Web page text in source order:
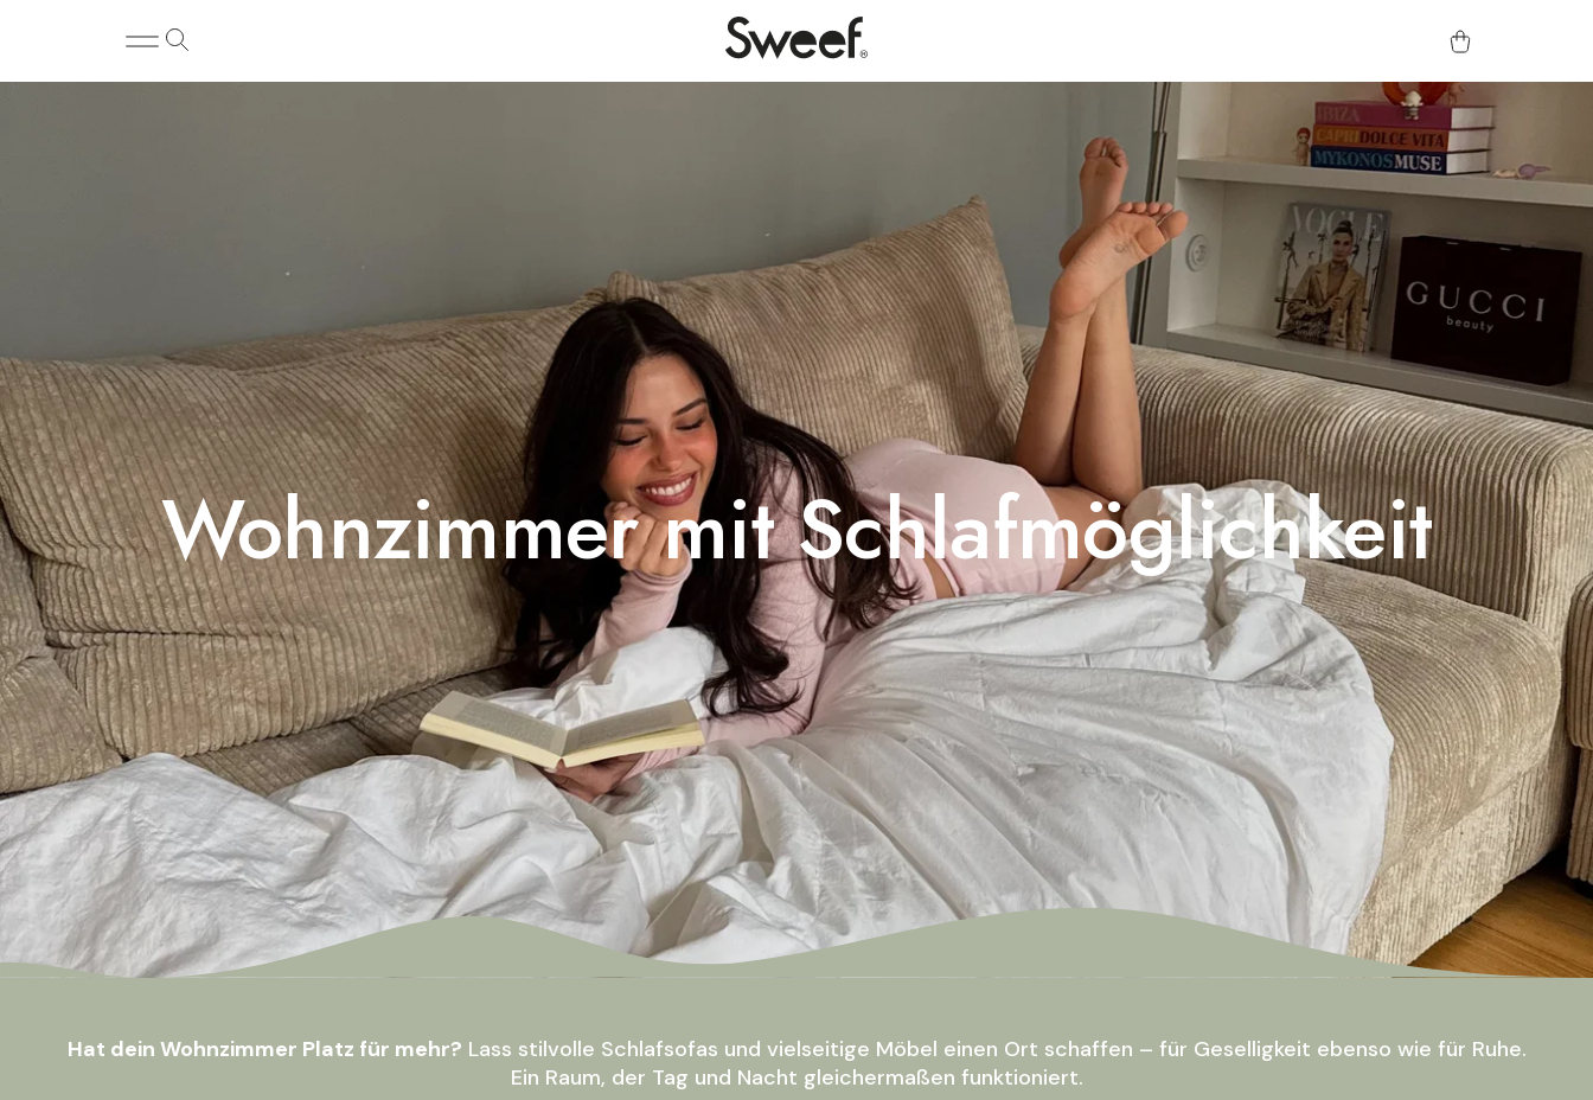
Wohnzimmer mit Schlafmöglichkeit
Hat dein Wohnzimmer Platz für mehr? Lass stilvolle Schlafsofas und vielseitige Möbel einen Ort schaffen – für Geselligkeit ebenso wie für Ruhe.
Ein Raum, der Tag und Nacht gleichermaßen funktioniert.